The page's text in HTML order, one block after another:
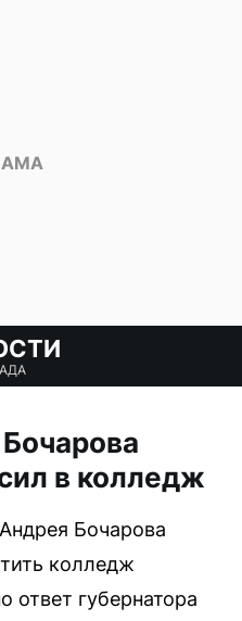
в колледж
Бочарова
колледж
ответ губернатора